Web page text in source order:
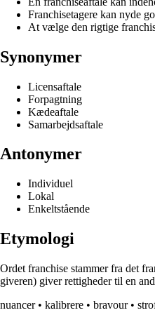
Franchisetagere kan nyde
At vælge den rigtige
Synonymer
Licensaftale
Forpagtning
Kædeaftale
Samarbejdsaftale
Antonymer
Individuel
Lokal
Enkeltstående
Etymologi
Ordet franchise stammer fra det
giveren) giver rettigheder til en
nuancer• kalibrere • bravour•